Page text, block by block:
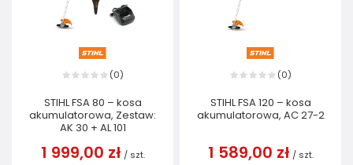
(0)
STIHL FSA 80 – kosa
akumulatorowa, Zestaw:
AK 30 + AL 101
1 999,00 zł / szt.
(0)
STIHL FSA 120 – kosa
akumulatorowa, AC 27-2
1 589,00 zł / szt.